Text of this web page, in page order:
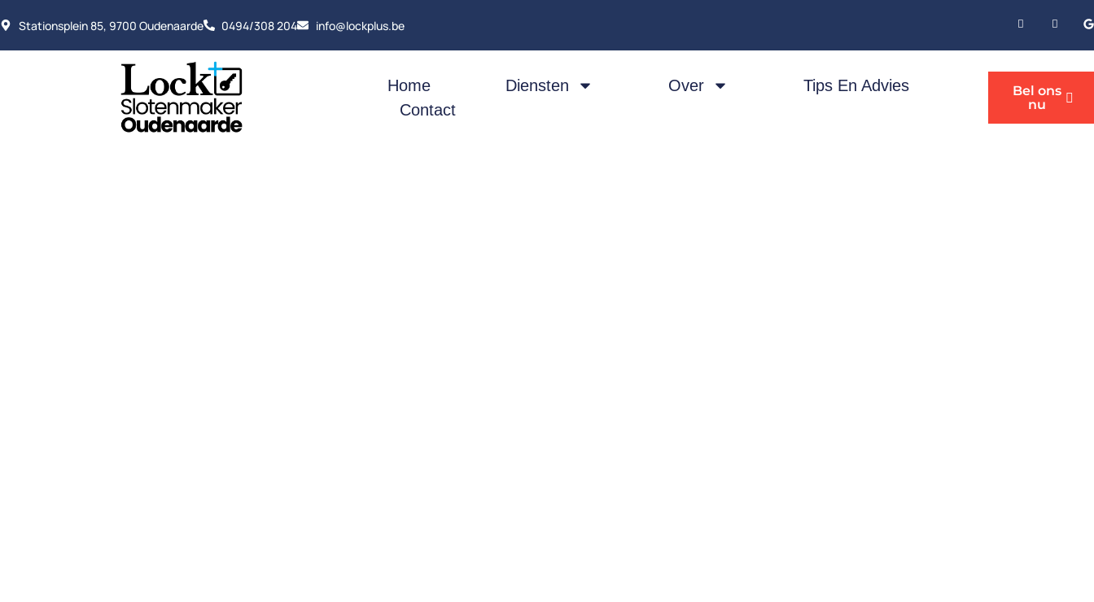
Stationsplein 85, 9700 Oudenaarde 0494/308 204 info@lockplus.be
Home Diensten Over
Tips En Advies
Contact
Bel ons
nu